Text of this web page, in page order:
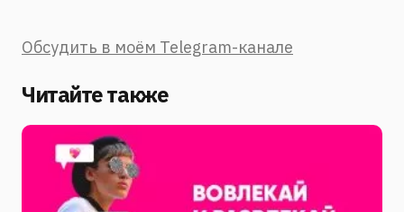
Обсудить в моём Telegram-канале
Читайте также